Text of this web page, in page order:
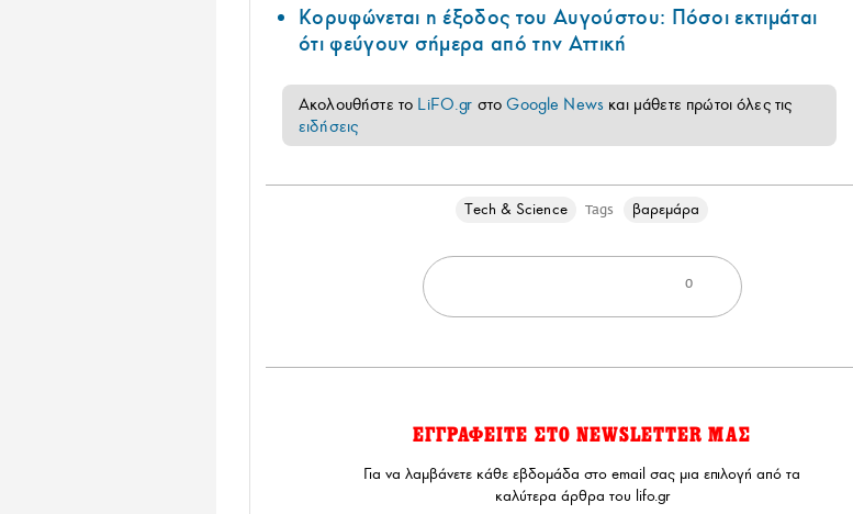
Κορυφώνεται η έξοδος του Αυγούστου: Πόσοι εκτιμάται
ότι φεύγουν σήμερα από την Αττική
Ακολουθήστε το LiFO.gr στοGoogle News και μάθετε πρώτοι όλες τις
ειδήσεις
Τech & Science Tags βαρεμάρα
0
ΕΓΓΡΑΦΕΙΤΕ ΣΤΟ NEWSLETTER ΜΑΣ
Για να λαμβάνετε κάθε εβδομάδα στο email σας μια επιλογή από τα
καλύτερα άρθρα του lifo.gr